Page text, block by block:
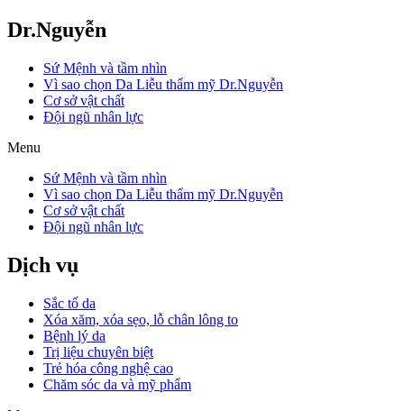
Dr.Nguyễn
Sứ Mệnh và tầm nhìn
Vì sao chọn Da Liễu thẩm mỹ Dr.Nguyễn
Cơ sở vật chất
Đội ngũ nhân lực
Menu
Sứ Mệnh và tầm nhìn
Vì sao chọn Da Liễu thẩm mỹ Dr.Nguyễn
Cơ sở vật chất
Đội ngũ nhân lực
Dịch vụ
Sắc tố da
Xóa xăm, xóa sẹo, lỗ chân lông to
Bệnh lý da
Trị liệu chuyên biệt
Trẻ hóa công nghệ cao
Chăm sóc da và mỹ phẩm